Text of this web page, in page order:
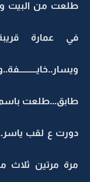
طلعت من البيت
في عمارة
طابق...طلعت
دورت ع لقب
مرة مرتين ثلاث